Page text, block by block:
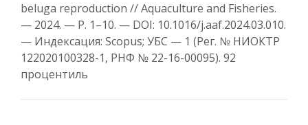
beluga reproduction // Aquaculture and Fisheries.
— 2024. — Р. 1–10. — DOI: 10.1016/j.aaf.2024.03.010.
— Индексация: Scopus; УБС — 1 (Рег. № НИОКТР
122020100328-1, РНФ № 22-16-00095). 92
процентиль